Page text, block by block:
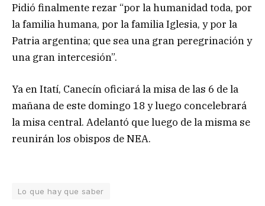
Pidió finalmente rezar “por la humanidad toda, por
la familia humana, por la familia Iglesia, y por la
Patria argentina; que sea una gran peregrinación y
una gran intercesión”.
Ya en Itatí, Canecín oficiará la misa de las 6 de la
mañana de este domingo 18 y luego concelebrará
la misa central. Adelantó que luego de la misma se
reunirán los obispos de NEA.
Lo que hay que saber